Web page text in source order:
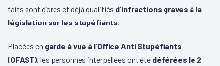
faits sont d’ores et déjà qualifiés d’infractions graves à la
législation sur les stupéfiants.
Placées en garde à vue à l’Office Anti Stupéfiants
(OFAST), les personnes interpellées ont été déférées le 2